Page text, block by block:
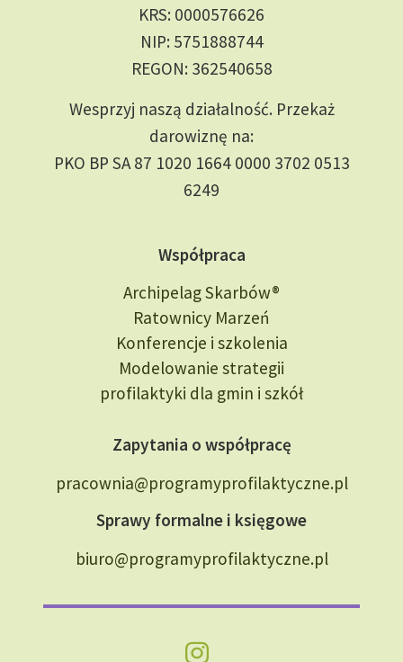
KRS: 0000576626
NIP: 5751888744
REGON: 362540658
Wesprzyj naszą działalność. Przekaż
darowiznę na:
PKO BP SA 87 1020 1664 0000 3702 0513
6249
Współpraca
Archipelag Skarbów®
Ratownicy Marzeń
Konferencje i szkolenia
Modelowanie strategii
profilaktyki dla gmin i szkół
Zapytania o współpracę
pracownia@programyprofilaktyczne.pl
Sprawy formalne i księgowe
biuro@programyprofilaktyczne.pl